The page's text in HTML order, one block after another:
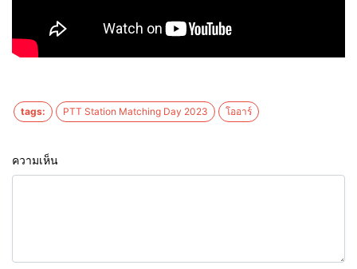
tags: PTT Station Matching Day 2023 โออาร์
ความเห็น